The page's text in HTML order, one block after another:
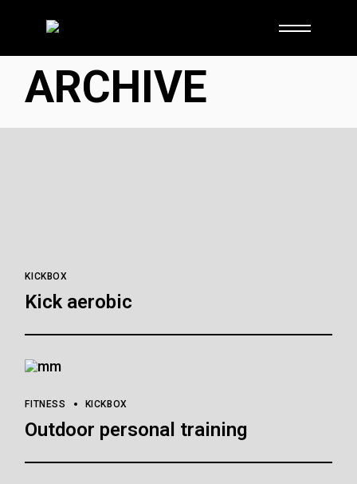
ARCHIVE
KICKBOX
Kick aerobic
FITNESS KICKBOX
Outdoor personal training